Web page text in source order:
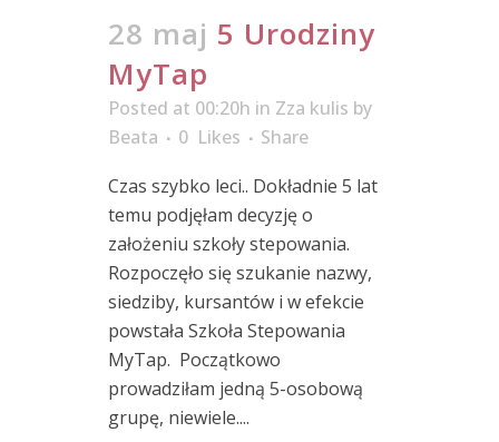
28 maj 5 Urodziny
MyTap
Posted at 00:20h in Zza kulis by
Beata
0 Likes
Share
Czas szybko leci.. Dokładnie 5 lat
temu podjęłam decyzję o
założeniu szkoły stepowania.
Rozpoczęło się szukanie nazwy,
siedziby, kursantów i w efekcie
powstała Szkoła Stepowania
MyTap. Początkowo
prowadziłam jedną 5-osobową
grupę, niewiele....